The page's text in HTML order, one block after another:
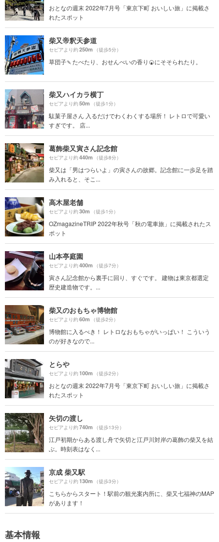
おとなの週末 2022年7月号「東京下町 おいしい旅」に掲載さ
れたスポット
柴又帝釈天参道
セピアより約250m （徒歩5分）
草団子🍡たべたり、おせんべいの香り🍘にそそられたり。
柴又ハイカラ横丁
セピアより約50m （徒歩1分）
駄菓子屋さん 入るだけでわくわくする場所！ レトロで可愛い
すぎです。 店...
葛飾柴又寅さん記念館
セピアより約440m （徒歩8分）
柴又は「男はつらいよ」の寅さんの故郷。記念館に一歩足を踏
み入れると、そこ...
高木屋老舗
セピアより約30m （徒歩1分）
OZmagazineTRIP 2022年秋号「秋の電車旅」に掲載されたス
ポット
山本亭庭園
セピアより約400m （徒歩7分）
寅さん記念館から裏手に回り、すぐです。 建物は東京都選定
歴史建造物です。...
柴又のおもちゃ博物館
セピアより約60m （徒歩2分）
博物館に入るべき！ レトロなおもちゃがいっぱい！ こういう
のが好きなので...
とらや
セピアより約100m （徒歩2分）
おとなの週末 2022年7月号「東京下町 おいしい旅」に掲載さ
れたスポット
矢切の渡し
セピアより約740m （徒歩13分）
江戸初期からある渡し舟で矢切と江戸川対岸の葛飾の柴又を結
ぶ。時刻表はなく...
京成 柴又駅
セピアより約130m （徒歩3分）
こちらからスタート！駅前の観光案内所に、柴又七福神のMAP
があります！
基本情報